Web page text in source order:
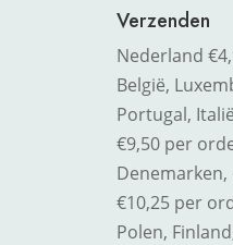
Verzenden
Nederland
België,
Portugal,
€9,50 per
€10,25 per
Polen,